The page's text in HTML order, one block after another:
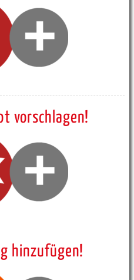
vorschlagen!
hinzufügen!